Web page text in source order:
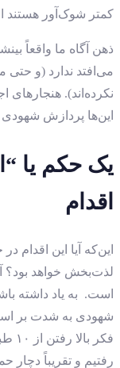
کمتر شوک‌آور هستند
ذهن آگاه ما واقعاً
می‌افتد ندارد (و
نکرده‌اند). هنجارهای
این‌ها پردازش
یک حکم یا
اقدام
این‌که آیا این اقدام
لذت‌بخش خواهد بود؟
است. به یاد داشته
شهودی به شدت بر
رفتیم و تقریباً دچار